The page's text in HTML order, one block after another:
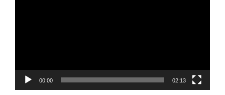
00:00 02:13